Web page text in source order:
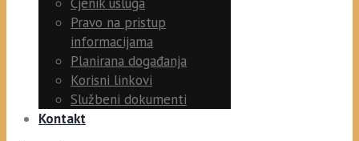
Pravo na pristup
informacijama
Planirana događanja
Korisni linkovi
Službeni dokumenti
Kontakt